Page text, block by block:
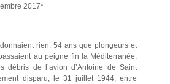
2017*
rien. 54 ans que plongeurs et
au peigne fin la Méditerranée,
débris de l’avion d’Antoine de Saint
disparu, le 31 juillet 1944, entre